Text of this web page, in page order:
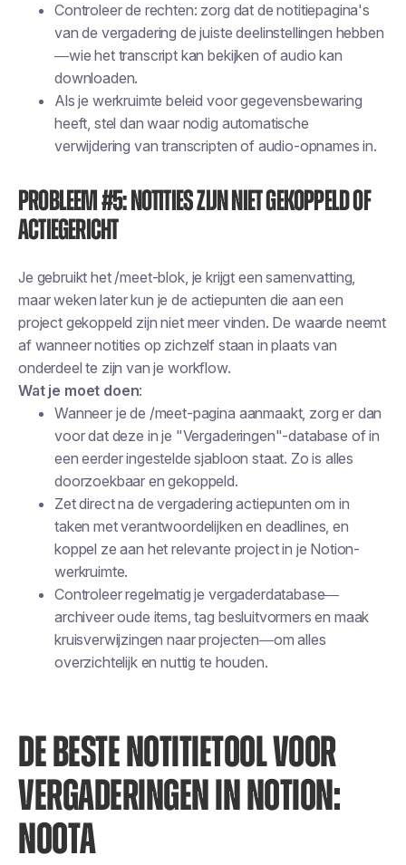
Controleer de rechten: zorg dat de notitiepagina's
van de vergadering de juiste deelinstellingen hebben
—wie het transcript kan bekijken of audio kan
downloaden.
Als je werkruimte beleid voor gegevensbewaring
heeft, stel dan waar nodig automatische
verwijdering van transcripten of audio-opnames in.
Probleem #5: Notities zijn niet gekoppeld of
actiegericht
Je gebruikt het /meet-blok, je krijgt een samenvatting,
maar weken later kun je de actiepunten die aan een
project gekoppeld zijn niet meer vinden. De waarde neemt
af wanneer notities op zichzelf staan in plaats van
onderdeel te zijn van je workflow.
Wat je moet doen:
Wanneer je de /meet-pagina aanmaakt, zorg er dan
voor dat deze in je "Vergaderingen"-database of in
een eerder ingestelde sjabloon staat. Zo is alles
doorzoekbaar en gekoppeld.
Zet direct na de vergadering actiepunten om in
taken met verantwoordelijken en deadlines, en
koppel ze aan het relevante project in je Notion-
werkruimte.
Controleer regelmatig je vergaderdatabase—
archiveer oude items, tag besluitvormers en maak
kruisverwijzingen naar projecten—om alles
overzichtelijk en nuttig te houden.
DE BESTE NOTITIETOOL VOOR
VERGADERINGEN IN NOTION:
NOOTA